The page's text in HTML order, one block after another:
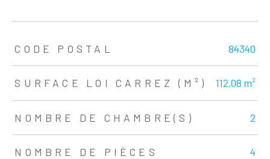
TRAD_ZEPHYR_Caracteristique TRAD_ZEPHYR_Valeurs
CODE POSTAL 84340
SURFACE LOI CARREZ (M²) 112,08 m²
NOMBRE DE CHAMBRE(S) 2
NOMBRE DE PIÈCES 4